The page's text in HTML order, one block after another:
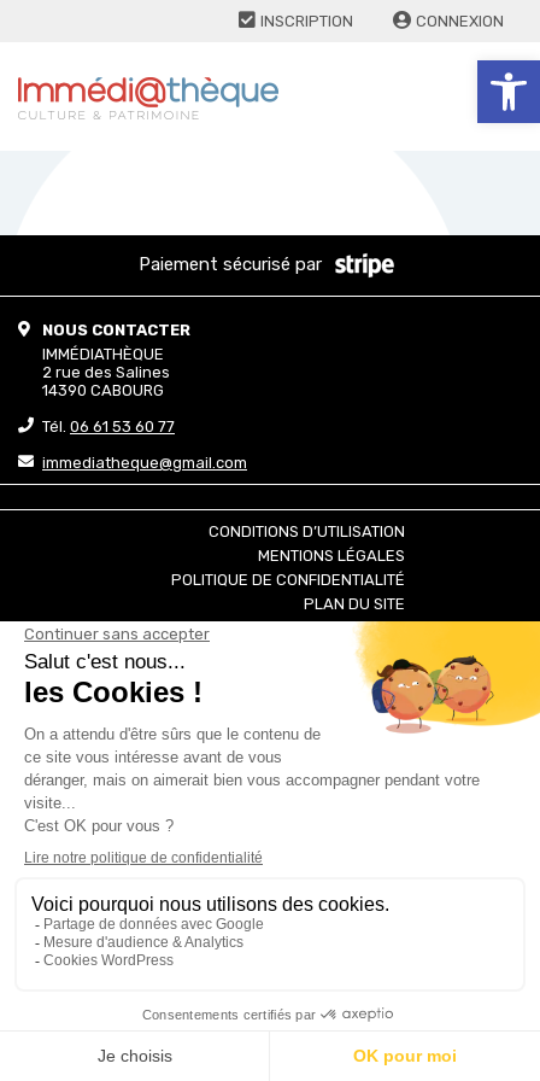
INSCRIPTION CONNEXION
Paiement sécurisé par
NOUS CONTACTER
IMMÉDIATHÈQUE
2 rue des Salines
14390 CABOURG
Tél. 06 61 53 60 77
immediatheque@gmail.com
CONDITIONS D’UTILISATION
MENTIONS LÉGALES
POLITIQUE DE CONFIDENTIALITÉ
PLAN DU SITE